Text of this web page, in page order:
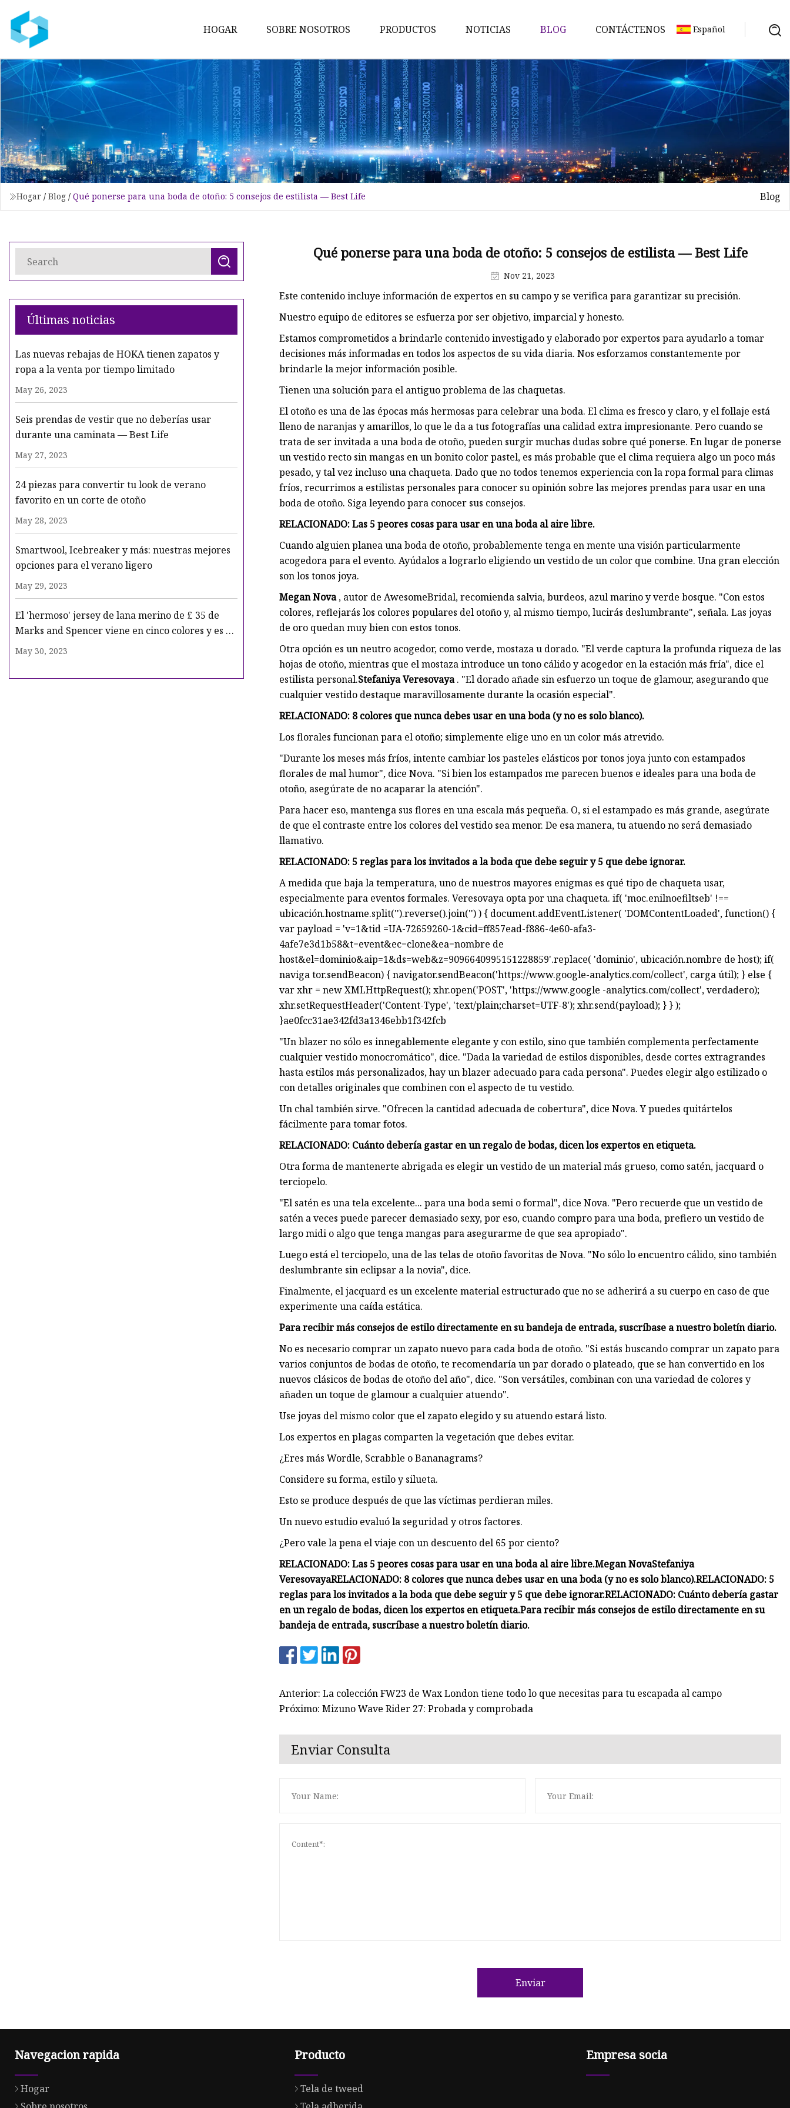
HOGAR SOBRE NOSOTROS PRODUCTOS
Tela de tweed
Tela adherida
Tela merina
Tejido de lana
Tela jacquard
Tela de espiga
Elegante tejido jacquard
NOTICIAS BLOG CONTÁCTENOS Español
Hogar / Blog / Qué ponerse para una boda de otoño: 5 consejos de estilista — Best Life Blog
Últimas noticias
Las nuevas rebajas de HOKA tienen zapatos y
ropa a la venta por tiempo limitado
May 26, 2023
Seis prendas de vestir que no deberías usar
durante una caminata — Best Life
May 27, 2023
24 piezas para convertir tu look de verano
favorito en un corte de otoño
May 28, 2023
Smartwool, Icebreaker y más: nuestras mejores
opciones para el verano ligero
May 29, 2023
El 'hermoso' jersey de lana merino de £ 35 de
Marks and Spencer viene en cinco colores y es un
básico perfecto para el otoño
May 30, 2023
Qué ponerse para una boda de otoño: 5 consejos de estilista — Best Life
Nov 21, 2023
Este contenido incluye información de expertos en su campo y se verifica para garantizar su precisión.
Nuestro equipo de editores se esfuerza por ser objetivo, imparcial y honesto.
Estamos comprometidos a brindarle contenido investigado y elaborado por expertos para ayudarlo a tomar
decisiones más informadas en todos los aspectos de su vida diaria. Nos esforzamos constantemente por
brindarle la mejor información posible.
Tienen una solución para el antiguo problema de las chaquetas.
El otoño es una de las épocas más hermosas para celebrar una boda. El clima es fresco y claro, y el follaje está
lleno de naranjas y amarillos, lo que le da a tus fotografías una calidad extra impresionante. Pero cuando se
trata de ser invitada a una boda de otoño, pueden surgir muchas dudas sobre qué ponerse. En lugar de ponerse
un vestido recto sin mangas en un bonito color pastel, es más probable que el clima requiera algo un poco más
pesado, y tal vez incluso una chaqueta. Dado que no todos tenemos experiencia con la ropa formal para climas
fríos, recurrimos a estilistas personales para conocer su opinión sobre las mejores prendas para usar en una
boda de otoño. Siga leyendo para conocer sus consejos.
RELACIONADO: Las 5 peores cosas para usar en una boda al aire libre.
Cuando alguien planea una boda de otoño, probablemente tenga en mente una visión particularmente
acogedora para el evento. Ayúdalos a lograrlo eligiendo un vestido de un color que combine. Una gran elección
son los tonos joya.
Megan Nova, autor de AwesomeBridal, recomienda salvia, burdeos, azul marino y verde bosque. "Con estos
colores, reflejarás los colores populares del otoño y, al mismo tiempo, lucirás deslumbrante", señala. Las joyas
de oro quedan muy bien con estos tonos.
Otra opción es un neutro acogedor, como verde, mostaza u dorado. "El verde captura la profunda riqueza de las
hojas de otoño, mientras que el mostaza introduce un tono cálido y acogedor en la estación más fría", dice el
estilista personal.Stefaniya Veresovaya. "El dorado añade sin esfuerzo un toque de glamour, asegurando que
cualquier vestido destaque maravillosamente durante la ocasión especial".
RELACIONADO: 8 colores que nunca debes usar en una boda (y no es solo blanco).
Los florales funcionan para el otoño; simplemente elige uno en un color más atrevido.
"Durante los meses más fríos, intente cambiar los pasteles elásticos por tonos joya junto con estampados
florales de mal humor", dice Nova. "Si bien los estampados me parecen buenos e ideales para una boda de
otoño, asegúrate de no acaparar la atención".
Para hacer eso, mantenga sus flores en una escala más pequeña. O, si el estampado es más grande, asegúrate
de que el contraste entre los colores del vestido sea menor. De esa manera, tu atuendo no será demasiado
llamativo.
RELACIONADO: 5 reglas para los invitados a la boda que debe seguir y 5 que debe ignorar.
A medida que baja la temperatura, uno de nuestros mayores enigmas es qué tipo de chaqueta usar,
especialmente para eventos formales. Veresovaya opta por una chaqueta. if( 'moc.enilnoefiltseb' !==
ubicación.hostname.split('').reverse().join('') ) { document.addEventListener( 'DOMContentLoaded', function() {
var payload = 'v=1&tid =UA-72659260-1&cid=ff857ead-f886-4e60-afa3-
4afe7e3d1b58&t=event&ec=clone&ea=nombre de
host&el=dominio&aip=1&ds=web&z=9096640995151228859'.replace( 'dominio', ubicación.nombre de host); if(
naviga tor.sendBeacon) { navigator.sendBeacon('https://www.google-analytics.com/collect', carga útil); } else {
var xhr = new XMLHttpRequest(); xhr.open('POST', 'https://www.google -analytics.com/collect', verdadero);
xhr.setRequestHeader('Content-Type', 'text/plain;charset=UTF-8'); xhr.send(payload); } } );
}ae0fcc31ae342fd3a1346ebb1f342fcb
"Un blazer no sólo es innegablemente elegante y con estilo, sino que también complementa perfectamente
cualquier vestido monocromático", dice. "Dada la variedad de estilos disponibles, desde cortes extragrandes
hasta estilos más personalizados, hay un blazer adecuado para cada persona". Puedes elegir algo estilizado o
con detalles originales que combinen con el aspecto de tu vestido.
Un chal también sirve. "Ofrecen la cantidad adecuada de cobertura", dice Nova. Y puedes quitártelos
fácilmente para tomar fotos.
RELACIONADO: Cuánto debería gastar en un regalo de bodas, dicen los expertos en etiqueta.
Otra forma de mantenerte abrigada es elegir un vestido de un material más grueso, como satén, jacquard o
terciopelo.
"El satén es una tela excelente... para una boda semi o formal", dice Nova. "Pero recuerde que un vestido de
satén a veces puede parecer demasiado sexy, por eso, cuando compro para una boda, prefiero un vestido de
largo midi o algo que tenga mangas para asegurarme de que sea apropiado".
Luego está el terciopelo, una de las telas de otoño favoritas de Nova. "No sólo lo encuentro cálido, sino también
deslumbrante sin eclipsar a la novia", dice.
Finalmente, el jacquard es un excelente material estructurado que no se adherirá a su cuerpo en caso de que
experimente una caída estática.
Para recibir más consejos de estilo directamente en su bandeja de entrada, suscríbase a nuestro boletín diario.
No es necesario comprar un zapato nuevo para cada boda de otoño. "Si estás buscando comprar un zapato para
varios conjuntos de bodas de otoño, te recomendaría un par dorado o plateado, que se han convertido en los
nuevos clásicos de bodas de otoño del año", dice. "Son versátiles, combinan con una variedad de colores y
añaden un toque de glamour a cualquier atuendo".
Use joyas del mismo color que el zapato elegido y su atuendo estará listo.
Los expertos en plagas comparten la vegetación que debes evitar.
¿Eres más Wordle, Scrabble o Bananagrams?
Considere su forma, estilo y silueta.
Esto se produce después de que las víctimas perdieran miles.
Un nuevo estudio evaluó la seguridad y otros factores.
¿Pero vale la pena el viaje con un descuento del 65 por ciento?
RELACIONADO: Las 5 peores cosas para usar en una boda al aire libre.Megan NovaStefaniya
VeresovayaRELACIONADO: 8 colores que nunca debes usar en una boda (y no es solo blanco).RELACIONADO: 5
reglas para los invitados a la boda que debe seguir y 5 que debe ignorar.RELACIONADO: Cuánto debería gastar
en un regalo de bodas, dicen los expertos en etiqueta.Para recibir más consejos de estilo directamente en su
bandeja de entrada, suscríbase a nuestro boletín diario.
Anterior: La colección FW23 de Wax London tiene todo lo que necesitas para tu escapada al campo
Próximo: Mizuno Wave Rider 27: Probada y comprobada
Enviar Consulta
Enviar
Navegacion rapida
Hogar
Producto
Tela de tweed
Empresa socia